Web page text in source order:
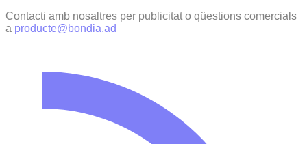
Contacti amb nosaltres per publicitat o qüestions comercials
a producte@bondia.ad